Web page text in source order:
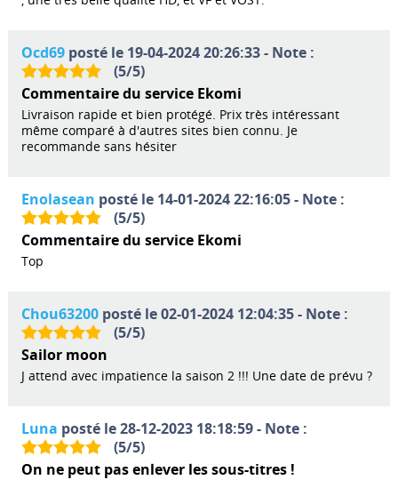
Ocd69posté le 19-04-2024 20:26:33 - Note :
(5/5)
Commentaire du service Ekomi
Livraison rapide et bien protégé. Prix très intéressant
même comparé à d'autres sites bien connu. Je
recommande sans hésiter
Enolasean posté le 14-01-2024 22:16:05 - Note :
(5/5)
Commentaire du service Ekomi
Top
Chou63200posté le 02-01-2024 12:04:35 - Note :
(5/5)
Sailor moon
J attend avec impatience la saison 2 !!! Une date de prévu ?
Luna posté le 28-12-2023 18:18:59 - Note :
(5/5)
On ne peut pas enlever les sous-titres !